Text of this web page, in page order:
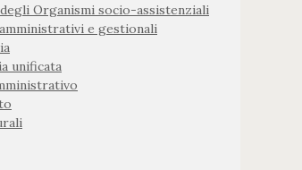
Organismi socio-assistenziali
e gestionali
unificata